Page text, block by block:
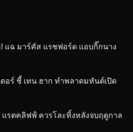
แฉ มาร์คัส แรชฟอร์ด แอบกิ๊กนาง
อร์ ชี้ เทน ฮาก ทำพลาดมหันต์เปิด
แรตคลิฟฟ์ ควรโละทิ้งหลังจบฤดูกาล